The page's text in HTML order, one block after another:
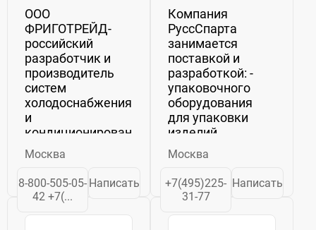
ООО
ФРИГОТРЕЙД-
российский
разработчик и
производитель
систем
холодоснабжения
и
кондиционирования,
климатических и
испытательных
камер,
гидромодулей,
средств
автоматизации и
Москва
8-800-505-05-
42 +7(...
Написать
Компания
РуссСпарта
занимается
поставкой и
разработкой: -
упаковочного
оборудования
для упаковки
изделий
различных
типоразмеров в
термоусадочную
пленку; -
по требованиям
Москва
+7(495)225-
31-77
Написать